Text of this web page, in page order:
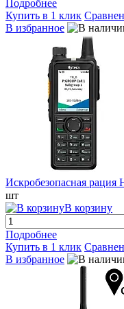
Подробнее
Купить в 1 клик
В избранное
Искробезопасная
шт
В корзину
Подробнее
Купить в 1 клик
В избранное